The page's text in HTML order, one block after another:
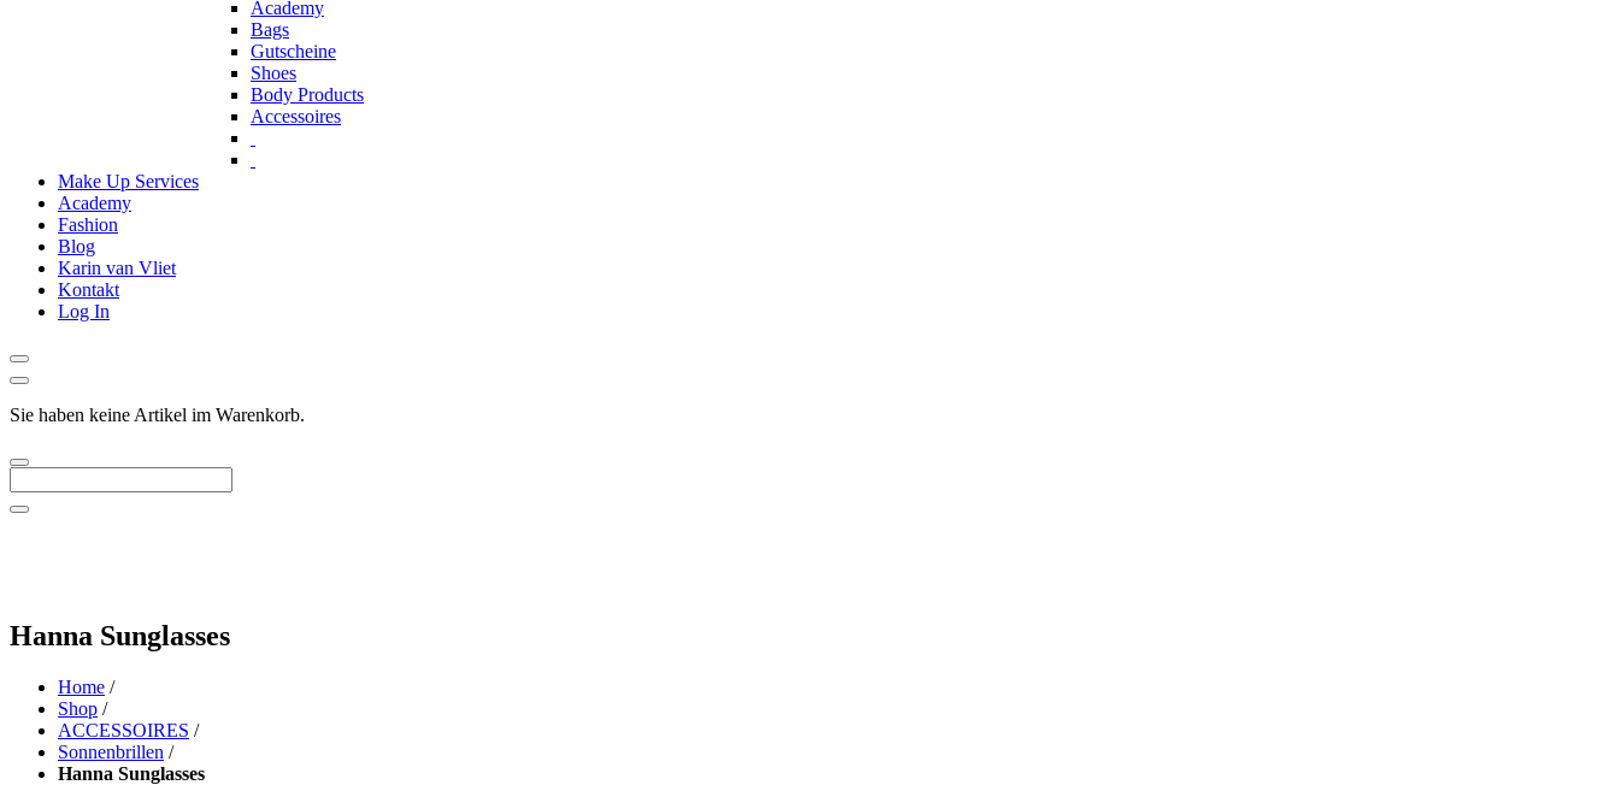
Academy
Bags
Gutscheine
Shoes
Body Products
Accessoires
Make Up Services
Academy
Fashion
Blog
Karin van Vliet
Kontakt
Log In
Sie haben keine Artikel im Warenkorb.
Hanna Sunglasses
Home /
Shop /
ACCESSOIRES /
Sonnenbrillen /
Hanna Sunglasses